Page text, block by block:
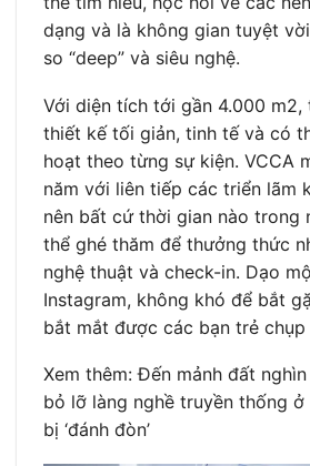
dạng và là không gian tuyệt
so “deep” và siêu nghệ.
Với diện tích tới gần 4.000
thiết kế tối giản, tinh tế và có
hoạt theo từng sự kiện. VCCA
năm với liên tiếp các triển lãm
nên bất cứ thời gian nào trong
thể ghé thăm để thưởng thức
nghệ thuật và check-in. Dạo
Instagram, không khó để bắt
bắt mắt được các bạn trẻ chụp
Xem thêm: Đến mảnh đất
bỏ lỡ làng nghề truyền thống
bị ‘đánh đòn’